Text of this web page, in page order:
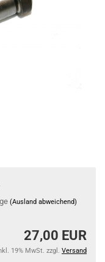
(Ausland abweichend)
27,00 EUR
19% MwSt. zzgl. Versand